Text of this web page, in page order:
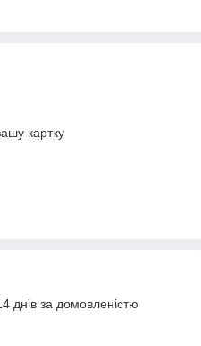
картку
днів за домовленістю